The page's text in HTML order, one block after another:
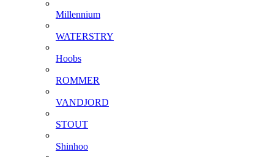
Millennium
WATERSTRY
Hoobs
ROMMER
VANDJORD
STOUT
Shinhoo